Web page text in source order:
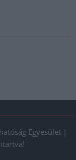
Egyesület |